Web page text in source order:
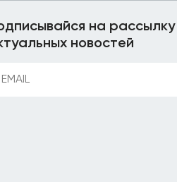
на рассылку
новостей